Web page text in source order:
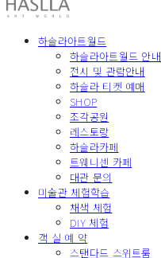
하슬라아트월드
하슬라아트월드 안내
전시 및 관람안내
하슬라 티켓 예매
SHOP
조각공원
레스토랑
하슬라카페
트웨니센 카페
대관 문의
미술관 체험학습
채색 체험
DIY 체험
객 실 예 약
스탠다드 스위트룸